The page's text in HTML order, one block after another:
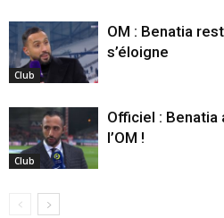
Club
OM : Benatia
s’éloigne
Club
Officiel : Benatia
l’OM !